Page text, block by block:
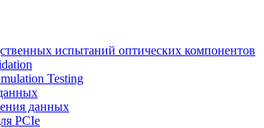
испытаний оптических компонентов
Testing
данных
PCIe